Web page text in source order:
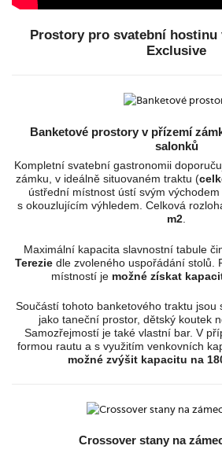
Prostory pro svatební hostinu
Exclusive
Banketové prostory v přízemí
salonků
Kompletní svatební gastronomii
zámku, v ideálně situovaném traktu (
ústřední místnost ústí svým
s okouzlujícím výhledem. Celková
m2
Maximální kapacita slavnostní tabule
Tereziedle zvoleného uspořádání stolů.
místností je možné získat
Součástí tohoto banketového traktu jsou
jako taneční prostor, dětský koutek
Samozřejmostí je také vlastní bar. V
formou rautu a s využitím venkovních
možné zvýšit kapacitu na
Crossover stany na